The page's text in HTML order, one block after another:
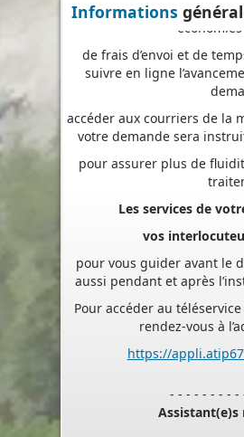
Informations
de frais d’envoi et de
suivre en ligne
accéder aux courriers de la
votre demande sera
pour assurer plus de
Les services de
vos
pour vous guider avant le
aussi pendant et après
Pour accéder au
rendez-vous à
https://
- - - - - - - - -
Assistant(e)s